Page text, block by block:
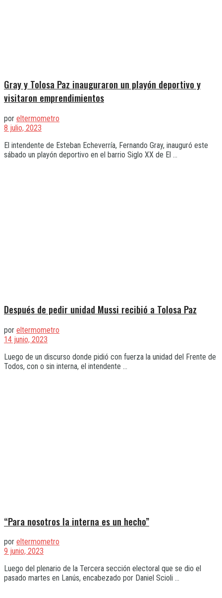
Gray y Tolosa Paz inauguraron un playón deportivo y
visitaron emprendimientos
por eltermometro
8 julio, 2023
El intendente de Esteban Echeverría, Fernando Gray, inauguró este
sábado un playón deportivo en el barrio Siglo XX de El ...
Después de pedir unidad Mussi recibió a Tolosa Paz
por eltermometro
14 junio, 2023
Luego de un discurso donde pidió con fuerza la unidad del Frente de
Todos, con o sin interna, el intendente ...
“Para nosotros la interna es un hecho”
por eltermometro
9 junio, 2023
Luego del plenario de la Tercera sección electoral que se dio el
pasado martes en Lanús, encabezado por Daniel Scioli ...